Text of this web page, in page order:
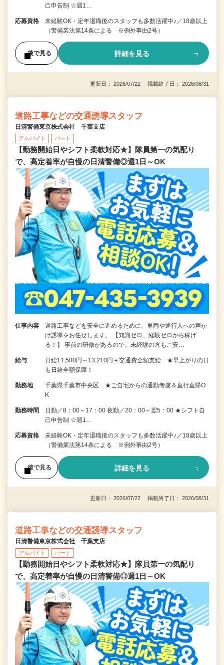
己申告制 ☆週1…
応募資格
未経験OK・定年退職後のスタッフも多数活躍中♪／18歳以上
（警備業法第14条による ※例外事由2号）
後で見る 詳細を見る
更新日： 2026/07/22 掲載終了日： 2026/08/31
道路工事などの交通誘導スタッフ
日清警備東京株式会社 千葉支店
アルバイト パート
【勤務開始日やシフト柔軟対応★】隊員第一の気配り
で、高定着率が自慢の日清警備◎週1日～OK
仕事内容
道路工事などを安全に進めるために、車両や通行人への声か
け誘導をお任せします。 【知識ゼロ、経験ゼロから稼げ
る！】 事前の研修があるので、未経験の方もご安…
給与
日給11,500円～13,210円＋交通費全額支給 ★早上がりの日
も日給全額保障！
勤務地
千葉県千葉市中央区 ★ご自宅からの通勤考慮＆直行直帰O
K
勤務時間
日勤／8：00～17：00 夜勤／20：00～翌5：00 ★シフト自
己申告制 ☆週1…
応募資格
未経験OK・定年退職後のスタッフも多数活躍中♪／18歳以上
（警備業法第14条による ※例外事由2号）
後で見る 詳細を見る
更新日： 2026/07/22 掲載終了日： 2026/08/31
道路工事などの交通誘導スタッフ
日清警備東京株式会社 千葉支店
アルバイト パート
【勤務開始日やシフト柔軟対応★】隊員第一の気配り
で、高定着率が自慢の日清警備◎週1日～OK